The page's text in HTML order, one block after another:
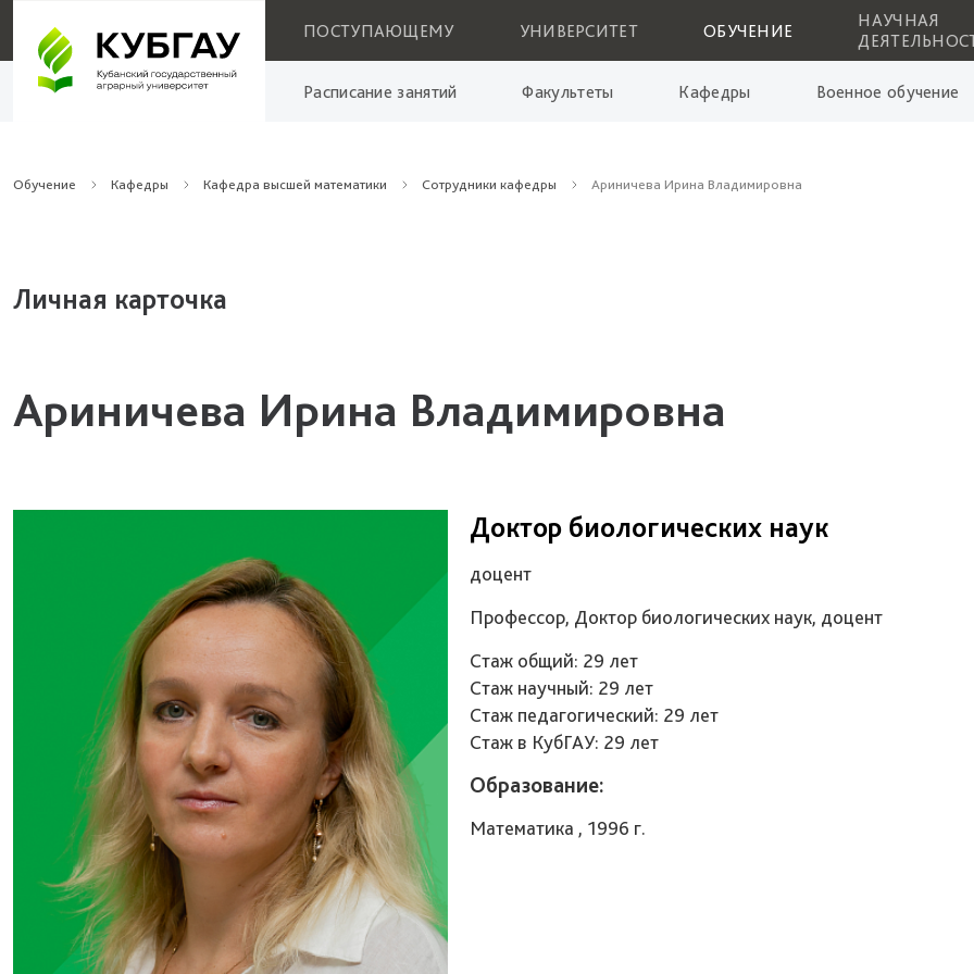
ПОСТУПАЮЩЕМУ УНИВЕРСИТЕТ ОБУЧЕНИЕ
НАУЧНАЯ
Расписание занятий Факультеты Кафедры Военное обучение
Обучение Кафедры Кафедра высшей математики Сотрудники кафедры Ариничева Ирина Владимировна
Личная карточка
Ариничева Ирина Владимировна
Доктор биологических наук
доцент
Профессор, Доктор биологических наук, доцент
Стаж общий: 29 лет
Стаж научный: 29 лет
Стаж педагогический: 29 лет
Стаж в КубГАУ: 29 лет
Образование:
Математика , 1996 г.